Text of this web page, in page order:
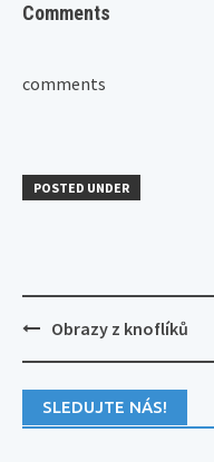
Comments
comments
POSTED UNDER
Post
navigation
Obrazy z knoflíků
SLEDUJTE NÁS!